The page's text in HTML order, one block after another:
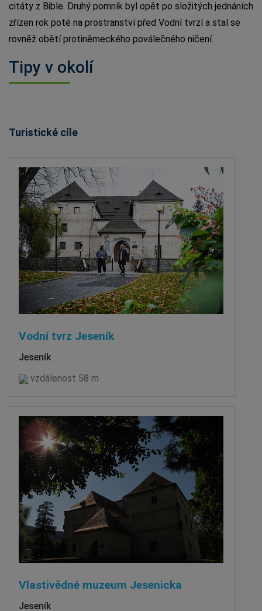
citáty z Bible. Druhý pomník byl opět po složitých jednáních
zřízen rok poté na prostranství před Vodní tvrzí a stal se
rovněž obětí protiněmeckého poválečného ničení.
Tipy v okolí
Turistické cíle
Vodní tvrz Jeseník
Jeseník
vzdálenost 58 m
Vlastivědné muzeum Jesenicka
Jeseník